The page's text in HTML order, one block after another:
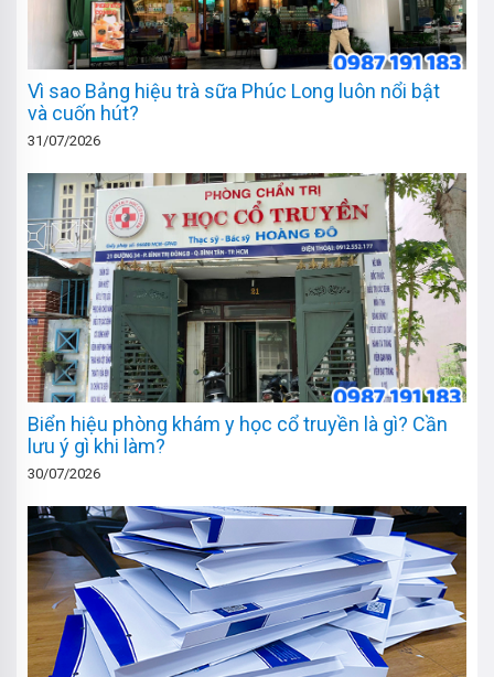
Vì sao Bảng hiệu trà sữa Phúc Long luôn nổi bật
và cuốn hút?
31/07/2026
Biển hiệu phòng khám y học cổ truyền là gì? Cần
lưu ý gì khi làm?
30/07/2026